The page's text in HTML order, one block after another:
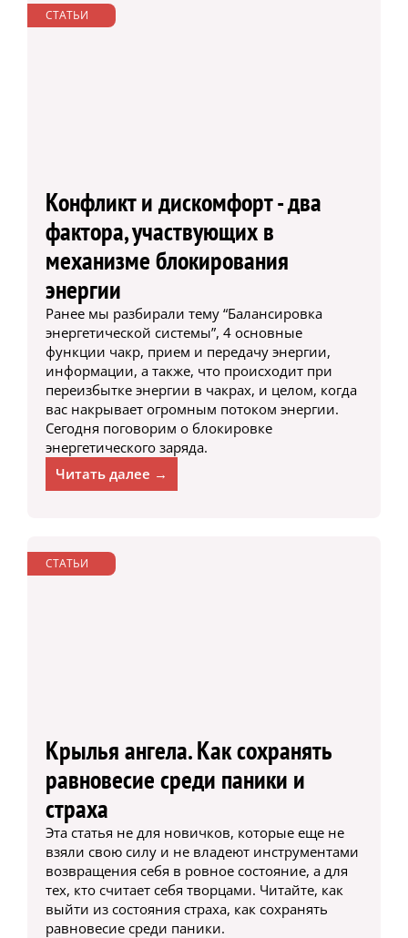
СТАТЬИ
Конфликт и дискомфорт - два
фактора, участвующих в
механизме блокирования
энергии
Ранее мы разбирали тему “Балансировка
энергетической системы”, 4 основные
функции чакр, прием и передачу энергии,
информации, а также, что происходит при
переизбытке энергии в чакрах, и целом, когда
вас накрывает огромным потоком энергии.
Сегодня поговорим о блокировке
энергетического заряда.
Читать далее →
СТАТЬИ
Крылья ангела. Как сохранять
равновесие среди паники и
страха
Эта статья не для новичков, которые еще не
взяли свою силу и не владеют инструментами
возвращения себя в ровное состояние, а для
тех, кто считает себя творцами. Читайте, как
выйти из состояния страха, как сохранять
равновесие среди паники.